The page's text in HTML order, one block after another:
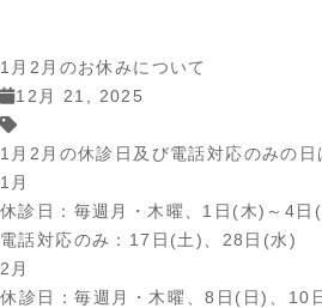
1月2月のお休みについて
12月 21, 2025
1月2月の休診日及び電話対応のみの日
1月
休診日：毎週月・木曜、1日(木)～4
電話対応のみ：17日(土)、28日(水)
2月
休診日：毎週月・木曜、8日(日)、10